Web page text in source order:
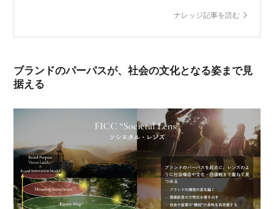
ナレッジ記事を読む
ブランドのパーパスが、社会の文化となる姿まで見
据える